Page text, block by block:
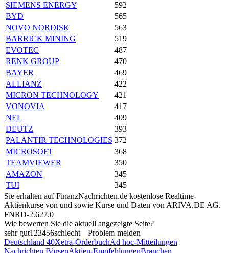
SIEMENS ENERGY
592
BYD
565
NOVO NORDISK
563
BARRICK MINING
519
EVOTEC
487
RENK GROUP
470
BAYER
469
ALLIANZ
422
MICRON TECHNOLOGY
421
VONOVIA
417
NEL
409
DEUTZ
393
PALANTIR TECHNOLOGIES 372
MICROSOFT
368
TEAMVIEWER
350
AMAZON
345
TUI
345
Sie erhalten auf FinanzNachrichten.de kostenlose Realtime-
Aktienkurse von und sowie Kurse und Daten von ARIVA.DE AG.
FNRD-2.627.0
Wie bewerten Sie die aktuell angezeigte Seite?
sehr gut1 23456schlecht
Problem melden
Deutschland 40Xetra-OrderbuchAd hoc-Mitteilungen